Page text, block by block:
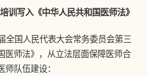
训写入《中华人民共和国医师法》
全国人民代表大会常务委员会第三
医师法》，从立法层面保障医师合
队伍建设：